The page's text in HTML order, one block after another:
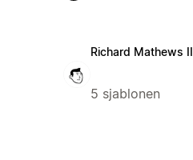
Richard Mathews II
5 sjablonen